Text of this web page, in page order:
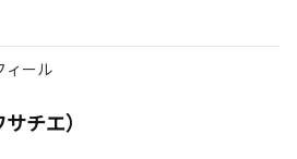
チエ）